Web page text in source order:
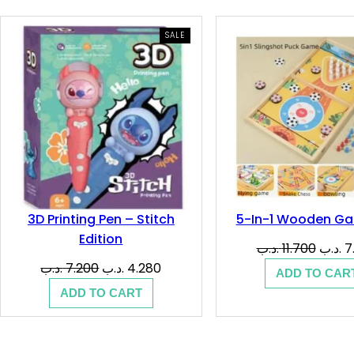
SALEPRODUCT
ON
3D Printing Pen – Stitch
Edition
7.200.د.ب
Original
price
was:
7.200 .د.ب.
4.280 .د.ب
Current
4.280 .د.ب.
ADD TO CART
5-In-1 Wooden
11.700.د.ب
price
was:
.د.ب
ADD TO